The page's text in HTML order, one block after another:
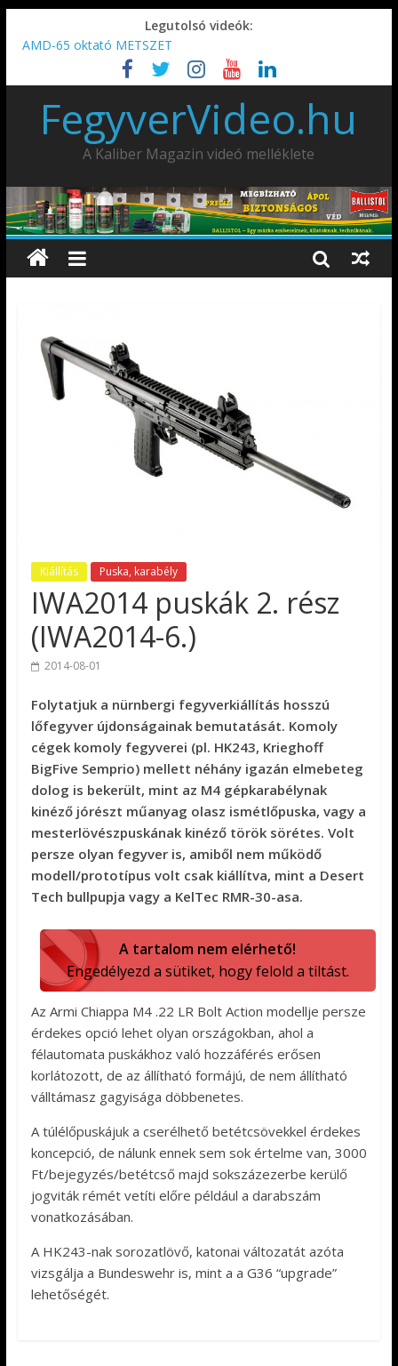
Legutolsó videók:
AMD-65 oktató METSZET
Umarex TPX50 .50 paintball/pepperball/traumatikus marker
IDÉN IS INDUL: Fegyvertervező- és gyártó szakmérnöki,
illetve szakspecialista képzés!!!
IWA2026 – Puskák 1. rész
Ardesa Patriot “FAPADOS” .45 elöltöltő perkussziós pisztoly
FegyverVideo.hu
A Kaliber Magazin videó melléklete
Kiállítás Puska, karabély
IWA2014 puskák 2. rész
(IWA2014-6.)
2014-08-01
Folytatjuk a nürnbergi fegyverkiállítás hosszú
lőfegyver újdonságainak bemutatását. Komoly
cégek komoly fegyverei (pl. HK243, Krieghoff
BigFive Semprio) mellett néhány igazán elmebeteg
dolog is bekerült, mint az M4 gépkarabélynak
kinéző jórészt műanyag olasz ismétlőpuska, vagy a
mesterlövészpuskának kinéző török sörétes. Volt
persze olyan fegyver is, amiből nem működő
modell/prototípus volt csak kiállítva, mint a Desert
Tech bullpupja vagy a KelTec RMR-30-asa.
A tartalom nem elérhető!
Engedélyezd a sütiket, hogy felold a tiltást.
Az Armi Chiappa M4 .22 LR Bolt Action modellje persze
érdekes opció lehet olyan országokban, ahol a
félautomata puskákhoz való hozzáférés erősen
korlátozott, de az állítható formájú, de nem állítható
válltámasz gagyisága döbbenetes.
A túlélőpuskájuk a cserélhető betétcsövekkel érdekes
koncepció, de nálunk ennek sem sok értelme van, 3000
Ft/bejegyzés/betétcső majd sokszázezerbe kerülő
jogviták rémét vetíti előre például a darabszám
vonatkozásában.
A HK243-nak sorozatlövő, katonai változatát azóta
vizsgálja a Bundeswehr is, mint a a G36 “upgrade”
lehetőségét.